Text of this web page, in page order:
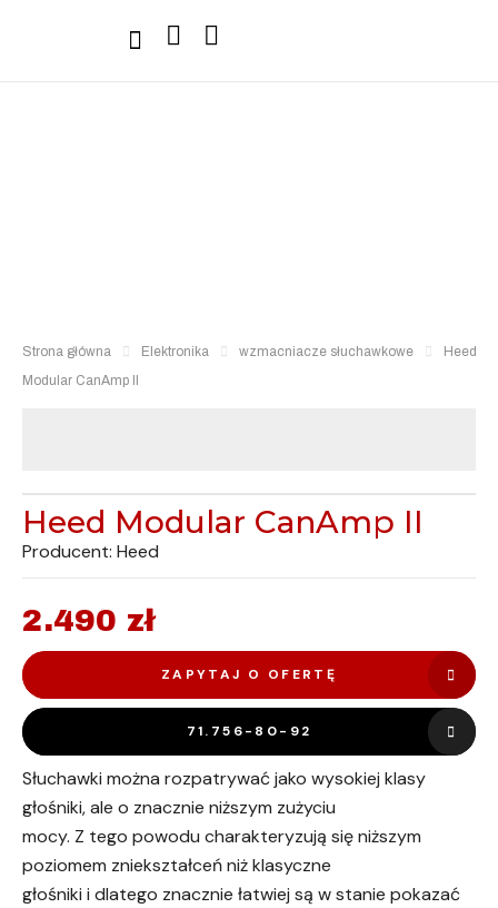
Strona główna Elektronika wzmacniacze słuchawkowe
Heed
Modular CanAmp II
Heed Modular CanAmp II
Producent: Heed
2.490 zł
ZAPYTAJ O OFERTĘ
71.756-80-92
Słuchawki można rozpatrywać jako wysokiej klasy
głośniki, ale o znacznie niższym zużyciu
mocy. Z tego powodu charakteryzują się niższym
poziomem zniekształceń niż klasyczne
głośniki i dlatego znacznie łatwiej są w stanie pokazać